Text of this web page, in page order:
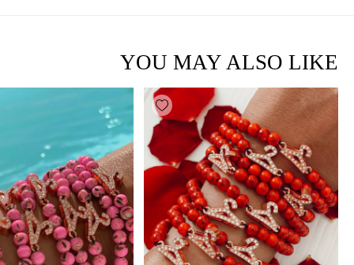
YOU MAY ALSO LIKE
Add wishlist